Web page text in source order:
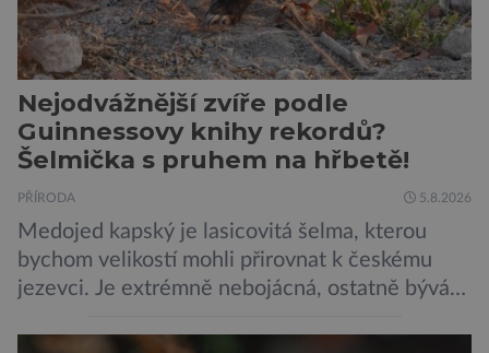
Nejodvážnější zvíře podle
Guinnessovy knihy rekordů?
Šelmička s pruhem na hřbetě!
PŘÍRODA 5.8.2026
Medojed kapský je lasicovitá šelma, kterou
bychom velikostí mohli přirovnat k českému
jezevci. Je extrémně nebojácná, ostatně bývá
této souvislosti je dokonce zapsána do